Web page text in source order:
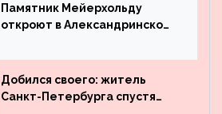
Памятник Мейерхольду
откроют в Александринском
Добился своего: житель
Санкт-Петербурга спустя